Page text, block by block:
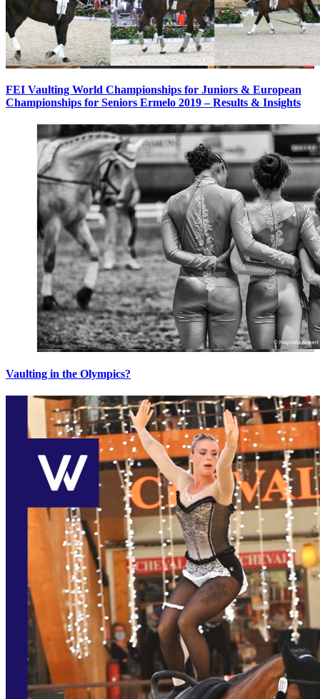
FEI Vaulting World Championships for Juniors & European
Championships for Seniors Ermelo 2019 – Results & Insights
Vaulting in the Olympics?